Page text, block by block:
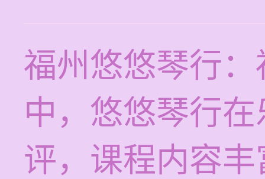
福州悠悠琴行
中，悠悠琴行
评，课程内容